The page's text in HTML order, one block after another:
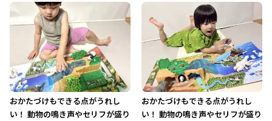
おかたづけもできる点がうれし
い！ 動物の鳴き声やセリフが盛り
おかたづけもできる点がうれし
い！ 動物の鳴き声やセリフが盛り